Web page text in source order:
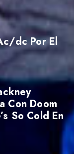
dc Por El
Con Doom
So Cold En